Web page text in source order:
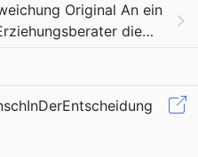
noch kaum, da die
Original An ein
die